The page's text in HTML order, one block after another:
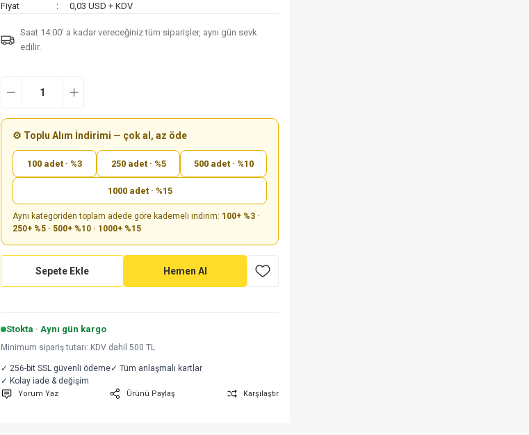
Fiyat
0,03 USD + KDV
Saat 14:00’ a kadar vereceğiniz tüm siparişler, aynı gün sevk
edilir.
⚙️ Toplu Alım İndirimi — çok al, az öde
100 adet · %3 250 adet · %5 500 adet · %10
1000 adet · %15
Aynı kategoriden toplam adede göre kademeli indirim: 100+ %3 ·
250+ %5 · 500+ %10 · 1000+ %15
Sepete Ekle Hemen Al
Stokta · Aynı gün kargo
Minimum sipariş tutarı: KDV dahil 500 TL
✓ 256-bit SSL güvenli ödeme✓ Tüm anlaşmalı kartlar
✓ Kolay iade & değişim
Yorum Yaz Ürünü Paylaş Karşılaştır